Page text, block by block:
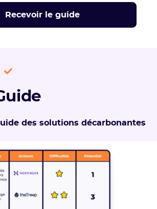
des solutions décarbonantes